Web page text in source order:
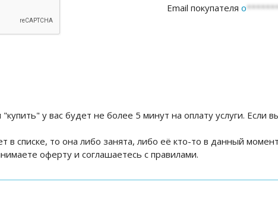
Email покупателя o*******
у вас будет не более 5 минут на оплату услуги. Если
в списке, то она либо занята, либо её кто-то в данный
оферту и соглашаетесь с правилами.